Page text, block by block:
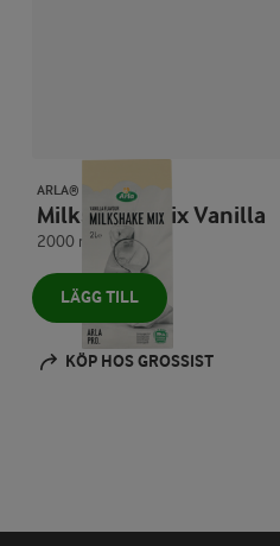
ARLA® PRO
Milkshake mix Vanilla
2000 ml
LÄGG TILL
KÖP HOS GROSSIST